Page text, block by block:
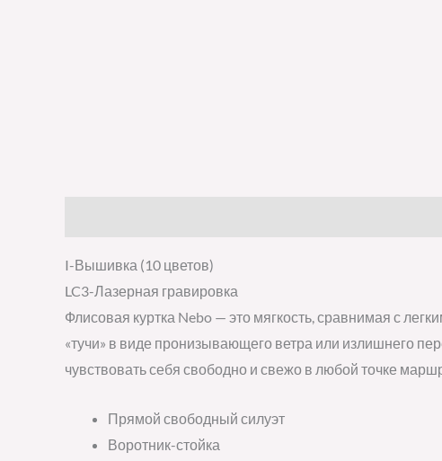
I-Вышивка (10 цветов)
LC3-Лазерная гравировка
Флисовая куртка Nebo — это мягкость, сравнимая с
«тучи» в виде пронизывающего ветра или излишнего
чувствовать себя свободно и свежо в любой точке
Прямой свободный силуэт
Воротник-стойка